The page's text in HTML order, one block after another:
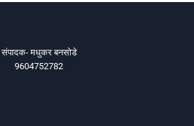
संपादक- मधुकर बनसोडे
9604752782